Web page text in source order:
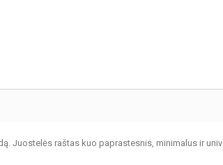
Juostelės raštas kuo paprastesnis, minimalus ir